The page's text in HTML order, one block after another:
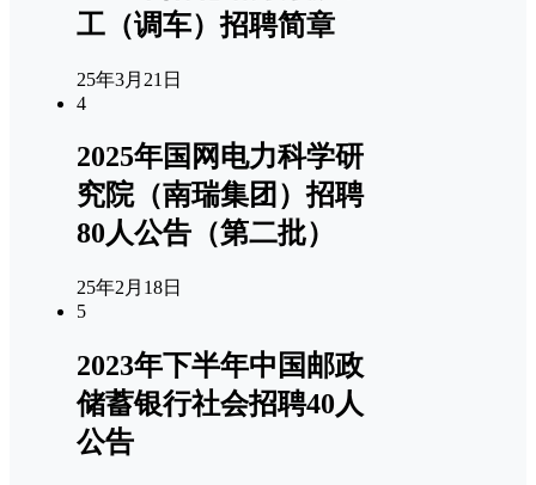
工（调车）招聘简章
25年3月21日
4
2025年国网电力科学研
究院（南瑞集团）招聘
80人公告（第二批）
25年2月18日
5
2023年下半年中国邮政
储蓄银行社会招聘40人
公告